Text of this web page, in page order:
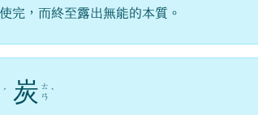
完，而終至露出無能的本質。
ˊ 炭 ㄊ
ㄢ ˋ